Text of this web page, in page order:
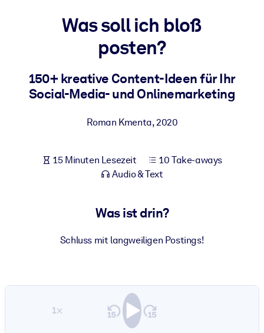
Bauen Sie eine gesunde und resiliente Belegschaft auf.
Für LMS/LXP
Integrieren Sie kompaktes, verifiziertes Wissen in Ihr LMS/LXP für
Bereichern Sie Ihre Unternehmensbibliothek mit
vertrauenswürdigem, praxisnahem Business-Wissen.
Nutzen Sie verlässliches, strukturiertes Wissen, um die Ergebnisse
Was soll ich bloß
posten?
150+ kreative Content-Ideen für Ihr
Social-Media- und Onlinemarketing
Roman Kmenta,2020
15 Minuten Lesezeit
10 Take-aways
Audio & Text
Was ist drin?
Schluss mit langweiligen Postings!
1×